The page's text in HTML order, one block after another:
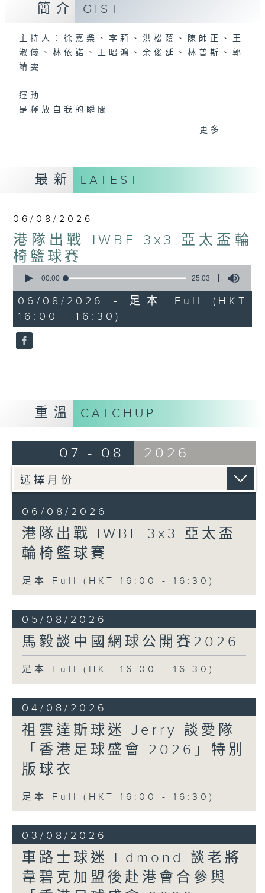
簡介 GIST
主持人：徐嘉樂、李莉、洪松蔭、陳師正、王
淑儀、林依諾、王昭鴻、余俊延、林普斯、郭
靖雯
運動
是釋放自我的瞬間
動力4射，逢星期一至五下午4點
網羅體育消息、探討運動文化、打開國際視
野、享受運動樂趣！
更多...
最新 LATEST
06/08/2026
港隊出戰 IWBF 3x3 亞太盃輪
椅籃球賽
seconds
25
minutes,
3
seconds
00:00 25:03
06/08/2026 - 足本 Full (HKT
16:00 - 16:30)
重溫 CATCHUP
07 - 08 2026
06/08/2026
港隊出戰 IWBF 3x3 亞太盃
輪椅籃球賽
足本 Full (HKT 16:00 - 16:30)
05/08/2026
馬毅談中國網球公開賽2026
足本 Full (HKT 16:00 - 16:30)
04/08/2026
祖雲達斯球迷 Jerry 談愛隊
「香港足球盛會 2026」特別
版球衣
足本 Full (HKT 16:00 - 16:30)
03/08/2026
車路士球迷 Edmond 談老將
韋碧克加盟後赴港會合參與